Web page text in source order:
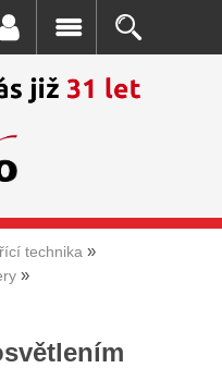
technika